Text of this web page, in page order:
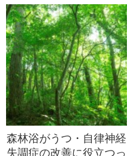
森林浴がうつ・自律神経
失調症の改善に役立つっ